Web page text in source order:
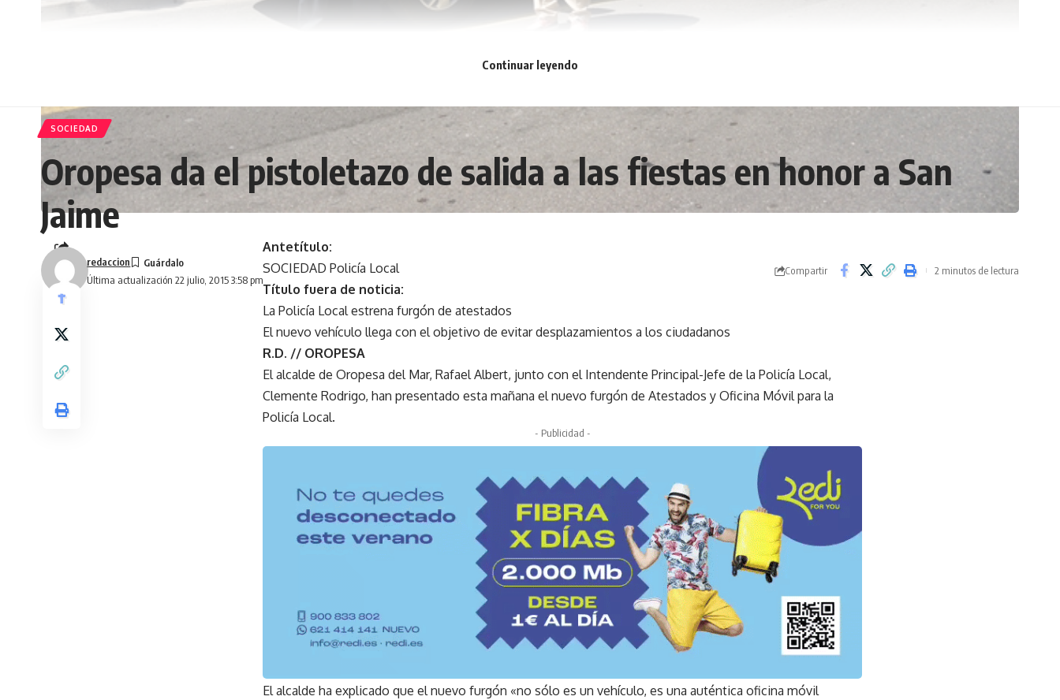
Compartir
Antetítulo:
SOCIEDAD Policía Local
Título fuera de noticia:
La Policía Local estrena furgón de atestados
El nuevo vehículo llega con el objetivo de evitar desplazamientos a los ciudadanos
R.D. // OROPESA
El alcalde de Oropesa del Mar, Rafael Albert, junto con el Intendente Principal-Jefe de la Policía Local,
Clemente Rodrigo, han presentado esta mañana el nuevo furgón de Atestados y Oficina Móvil para la
Policía Local.
- Publicidad -
El alcalde ha explicado que el nuevo furgón «no sólo es un vehículo, es una auténtica oficina móvil
Continuar leyendo
SOCIEDAD
Oropesa da el pistoletazo de salida a las fiestas en honor a San
Jaime
Última actualización 22 julio, 2015 3:58 pm
redaccion
Compartir 2 minutos de lectura